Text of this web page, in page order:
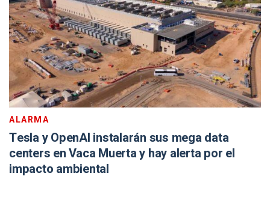
ALARMA
Tesla y OpenAI instalarán sus mega data
centers en Vaca Muerta y hay alerta por el
impacto ambiental